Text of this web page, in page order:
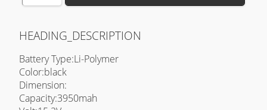
HEADING_DESCRIPTION
Battery Type:Li-Polymer
Color:black
Dimension:
Capacity:3950mah